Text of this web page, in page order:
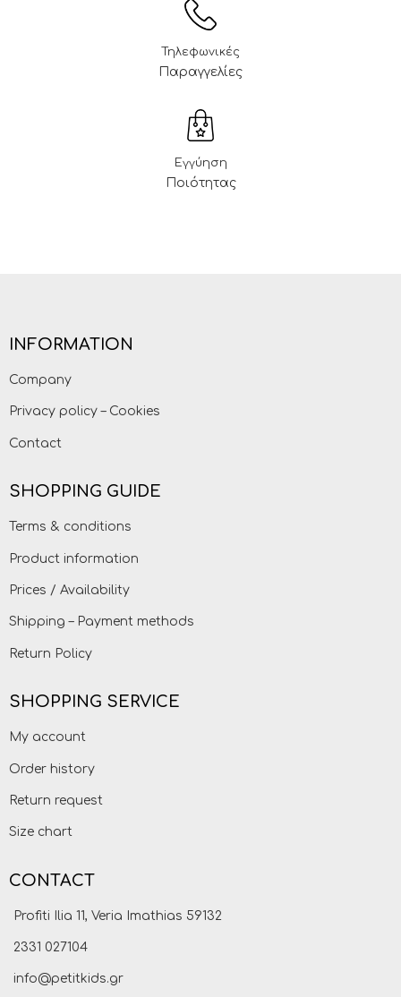
Τηλεφωνικές
Παραγγελίες
Εγγύηση
Ποιότητας
INFORMATION
Company
Privacy policy – Cookies
Contact
SHOPPING GUIDE
Terms & conditions
Product information
Prices / Availability
Shipping – Payment methods
Return Policy
SHOPPING SERVICE
My account
Order history
Return request
Size chart
CONTACT
Profiti Ilia 11, Veria Imathias 59132
2331 027104
info@petitkids.gr